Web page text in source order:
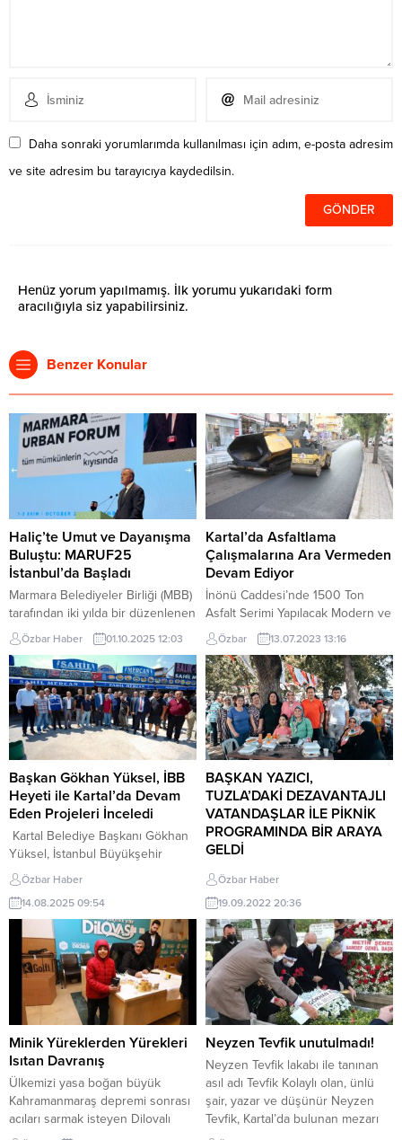
Daha sonraki yorumlarımda kullanılması için adım, e-posta adresim
ve site adresim bu tarayıcıya kaydedilsin.
Henüz yorum yapılmamış. İlk yorumu yukarıdaki form
aracılığıyla siz yapabilirsiniz.
Benzer Konular
Haliç’te Umut ve Dayanışma
Buluştu: MARUF25
İstanbul’da Başladı
Marmara Belediyeler Birliği (MBB)
tarafından iki yılda bir düzenlenen
ve kentsel sorunlara yaratıcı
çözümler arayan Marmara Urban
Forum’un (MARUF25)
dördüncüsü İstanbul’da
gerçekleşti. Forum, Haliç Kongre
Merkezi’nde “Tüm Mümkünlerin
Kıyısı” temasıyla düzenlendi.
Etkinliğe, MBB ve Bursa
Büyükşehir Belediye Başkanı
Mustafa Bozbey ile MBB üyesi
kentlerin belediye başkanları
katıldı. MARUF25’in açılış
konuşmalarını...
Özbar Haber 01.10.2025 12:03
Kartal’da Asfaltlama
Çalışmalarına Ara Vermeden
Devam Ediyor
İnönü Caddesi’nde 1500 Ton
Asfalt Serimi Yapılacak Modern ve
yaşanabilir kent anlayışını
merkeze alarak Kartal’ın ve
Kartallıların ulaşım ve altyapı
sorunlarına çözüm üreten Kartal
Belediyesi, asfalt serimi
çalışmaları Esentepe
Mahallesi’nde devam ediyor. Yaz
aylarını fırsat bilen Kartal
Belediyesi Fen İşleri Müdürlüğü
ekipleri mahallenin en işlek
caddelerinden biri olan İnönü
Caddesi’nde...
Özbar 13.07.2023 13:16
Başkan Gökhan Yüksel, İBB
Heyeti ile Kartal’da Devam
Eden Projeleri İnceledi
Kartal Belediye Başkanı Gökhan
Yüksel, İstanbul Büyükşehir
Belediyesi (İBB) heyetiyle birlikte
ilçede devam eden projeleri
yerinde inceleyerek, teknik
değerlendirmelerde bulundu.
Ziyarette İBB Genel Sekreter
Yardımcısı Vekili Recep Korkut,
İBB Zabıta Daire Başkanı Metin
Alper ve İBB Üstyapı Projeler
Şube Müdürü Serşan Yüzer’in
başkan yardımcıları ve...
Özbar Haber
14.08.2025 09:54
BAŞKAN YAZICI,
TUZLA’DAKİ DEZAVANTAJLI
VATANDAŞLAR İLE PİKNİK
PROGRAMINDA BİR ARAYA
GELDİ
Tuzla Belediye Başkanı Dr. Şadi
Yazıcı, Tuzla Belediyesi Gönül
Elleri Çarşısı tarafından takipleri
yapılan dezavantajlı vatandaşlar
ile bir araya geldi. Tuzla
Belediyesi Şehit Ömer Halisdemir
Gençlik ve Doğa Kampı’nda
düzenlenen piknik programına
katılan Başkan Yazıcı, dezavantajlı
Türkiye’nin dört bir yanında veren
el ile alan...
Özbar Haber
19.09.2022 20:36
Minik Yüreklerden Yürekleri
Isıtan Davranış
Ülkemizi yasa boğan büyük
Kahramanmaraş depremi sonrası
acıları sarmak isteyen Dilovalı
minikler Emir Görkem Akagündüz,
Neyzen Tevfik unutulmadı!
Neyzen Tevfik lakabı ile tanınan
asıl adı Tevfik Kolaylı olan, ünlü
şair, yazar ve düşünür Neyzen
Tevfik, Kartal’da bulunan mezarı
başında vefatının 69. yılında